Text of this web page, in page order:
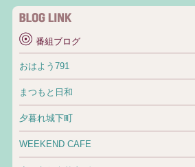
番組ブログ
おはよう791
まつもと日和
夕暮れ城下町
WEEKEND CAFE